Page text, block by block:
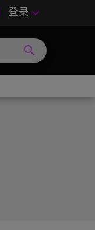
登录 keyboard_arrow_down
search